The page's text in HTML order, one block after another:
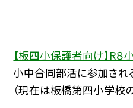
【板四小保護者向け】R
小中合同部活に参加され
（現在は板橋第四小学校